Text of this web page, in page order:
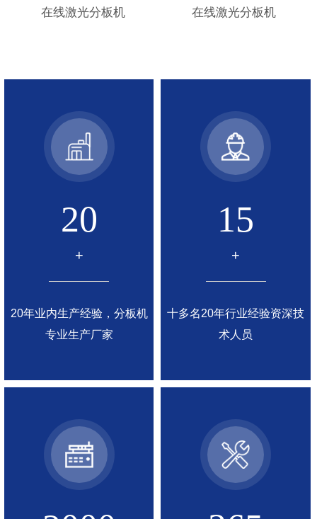
在线激光分板机 在线激光分板机
20
+
20年业内生产经验，分板机
专业生产厂家
15
+
十多名20年行业经验资深技
术人员